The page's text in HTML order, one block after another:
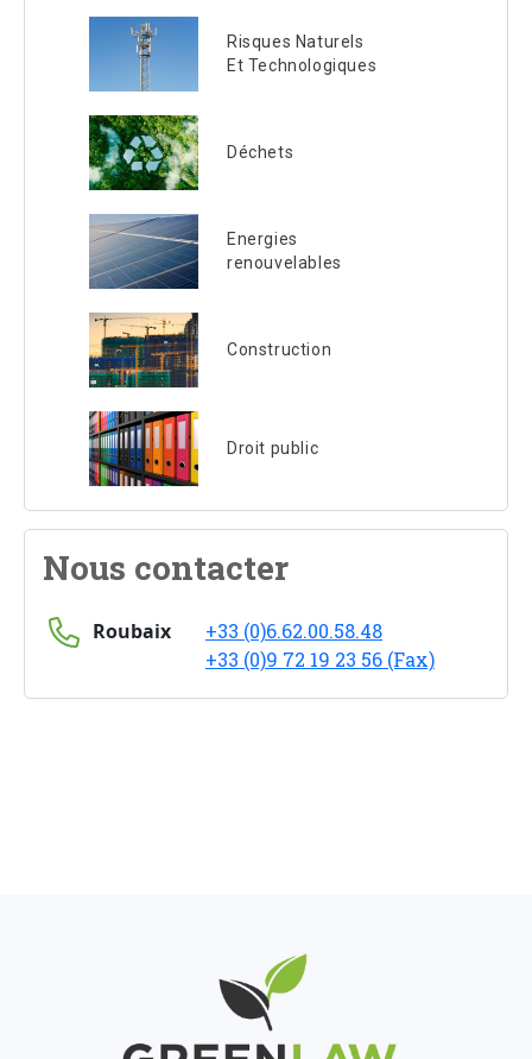
Risques Naturels
Et Technologiques
Déchets
Energies
renouvelables
Construction
Droit public
Nous contacter
Roubaix
+33 (0)6.62.00.58.48
+33 (0)9 72 19 23 56 (Fax)